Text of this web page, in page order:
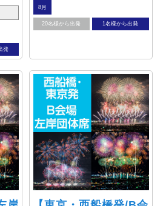
発
8月
20名様から出発 1名様から出発